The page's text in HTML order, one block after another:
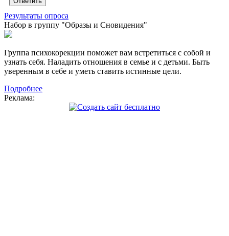
Результаты опроса
Набор в группу "Образы и Сновидения"
Группа психокорекции поможет вам встретиться с собой и
узнать себя. Наладить отношения в семье и с детьми. Быть
уверенным в себе и уметь ставить истинные цели.
Подробнее
Реклама: